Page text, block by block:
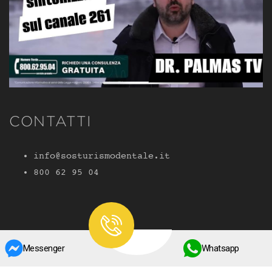
CONTATTI
info@sosturismodentale.it
800 62 95 04
Messenger Whatsapp